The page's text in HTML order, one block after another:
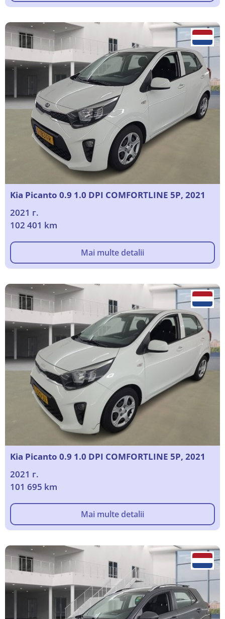
Kia Picanto 0.9 1.0 DPI COMFORTLINE 5P, 2021
2021 г.
102 401 km
Mai multe detalii
Kia Picanto 0.9 1.0 DPI COMFORTLINE 5P, 2021
2021 г.
101 695 km
Mai multe detalii